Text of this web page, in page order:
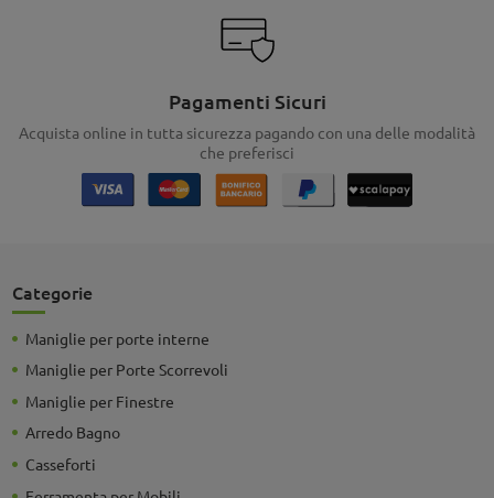
Pagamenti Sicuri
Acquista online in tutta sicurezza pagando con una delle modalità
che preferisci
Categorie
Maniglie per porte interne
Maniglie per Porte Scorrevoli
Maniglie per Finestre
Arredo Bagno
Casseforti